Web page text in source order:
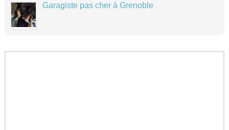
Garagiste pas cher à Grenoble